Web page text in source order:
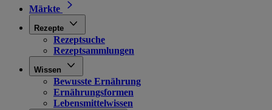
Märkte
Rezepte
Rezeptsuche
Rezeptsammlungen
Wissen
Bewusste Ernährung
Ernährungsformen
Lebensmittelwissen